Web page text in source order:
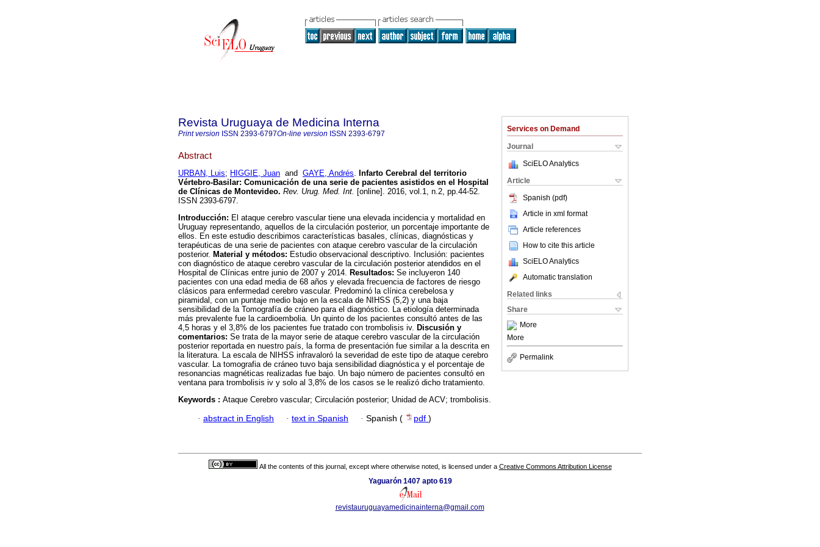
Services on Demand
Journal
SciELO Analytics
Article
Spanish (pdf)
Article in xml format
Article references
How to cite this article
SciELO Analytics
Automatic translation
Related links
Share
More
More
Permalink
Revista Uruguaya de Medicina Interna
Print version ISSN 2393-6797On-line version ISSN 2393-6797
Abstract
URBAN, Luis; HIGGIE, Juan and GAYE, Andrés. Infarto Cerebral del territorio
Vértebro-Basilar: Comunicación de una serie de pacientes asistidos en el Hospital
de Clínicas de Montevideo. Rev. Urug. Med. Int. [online]. 2016, vol.1, n.2, pp.44-52.
ISSN 2393-6797.
Introducción: El ataque cerebro vascular tiene una elevada incidencia y mortalidad en
Uruguay representando, aquellos de la circulación posterior, un porcentaje importante de
ellos. En este estudio describimos características basales, clínicas, diagnósticas y
terapéuticas de una serie de pacientes con ataque cerebro vascular de la circulación
posterior. Material y métodos: Estudio observacional descriptivo. Inclusión: pacientes
con diagnóstico de ataque cerebro vascular de la circulación posterior atendidos en el
Hospital de Clínicas entre junio de 2007 y 2014. Resultados: Se incluyeron 140
pacientes con una edad media de 68 años y elevada frecuencia de factores de riesgo
clásicos para enfermedad cerebro vascular. Predominó la clínica cerebelosa y
piramidal, con un puntaje medio bajo en la escala de NIHSS (5,2) y una baja
sensibilidad de la Tomografía de cráneo para el diagnóstico. La etiología determinada
más prevalente fue la cardioembolia. Un quinto de los pacientes consultó antes de las
4,5 horas y el 3,8% de los pacientes fue tratado con trombolisis iv. Discusión y
comentarios: Se trata de la mayor serie de ataque cerebro vascular de la circulación
posterior reportada en nuestro país, la forma de presentación fue similar a la descrita en
la literatura. La escala de NIHSS infravaloró la severidad de este tipo de ataque cerebro
vascular. La tomografia de cráneo tuvo baja sensibilidad diagnóstica y el porcentaje de
resonancias magnéticas realizadas fue bajo. Un bajo número de pacientes consultó en
ventana para trombolisis iv y solo al 3,8% de los casos se le realizó dicho tratamiento.
Keywords : Ataque Cerebro vascular; Circulación posterior; Unidad de ACV; trombolisis.
· abstract in English · text in Spanish · Spanish ( pdf )
All the contents of this journal, except where otherwise noted, is licensed under a Creative Commons Attribution License
Yaguarón 1407 apto 619
revistauruguayamedicinainterna@gmail.com